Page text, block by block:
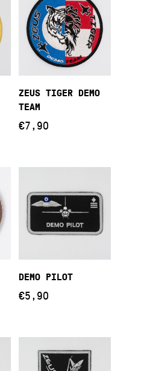
Προσθήκη Στο
ZEUS TIGER DEMO
TEAM
€7,90
Προσθήκη Στο
DEMO PILOT
€5,90